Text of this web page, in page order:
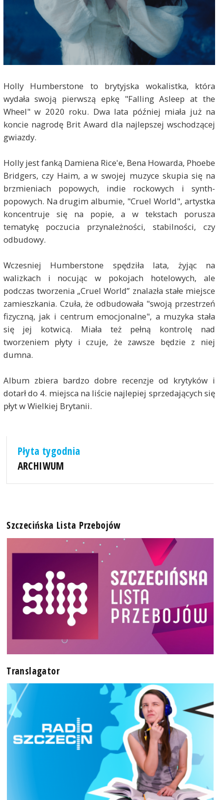
Holly Humberstone to brytyjska wokalistka, która
wydała swoją pierwszą epkę "Falling Asleep at the
Wheel" w 2020 roku. Dwa lata później miała już na
koncie nagrodę Brit Award dla najlepszej wschodzącej
gwiazdy.
Holly jest fanką Damiena Rice'e, Bena Howarda, Phoebe
Bridgers, czy Haim, a w swojej muzyce skupia się na
brzmieniach popowych, indie rockowych i synth-
popowych. Na drugim albumie, "Cruel World", artystka
koncentruje się na popie, a w tekstach porusza
tematykę poczucia przynależności, stabilności, czy
odbudowy.
Wczesniej Humberstone spędziła lata, żyjąc na
walizkach i nocując w pokojach hotelowych, ale
podczas tworzenia „Cruel World” znalazła stałe miejsce
zamieszkania. Czuła, że ​​odbudowała "swoją przestrzeń
fizyczną, jak i centrum emocjonalne", a muzyka stała
się jej kotwicą. Miała też pełną kontrolę nad
tworzeniem płyty i czuje, że zawsze będzie z niej
dumna.
Album zbiera bardzo dobre recenzje od krytyków i
dotarł do 4. miejsca na liście najlepiej sprzedających się
płyt w Wielkiej Brytanii.
Płyta tygodnia
ARCHIWUM
Szczecińska Lista Przebojów
Translagator